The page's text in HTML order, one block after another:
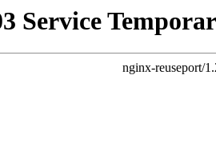
Service
nginx-reuseport/